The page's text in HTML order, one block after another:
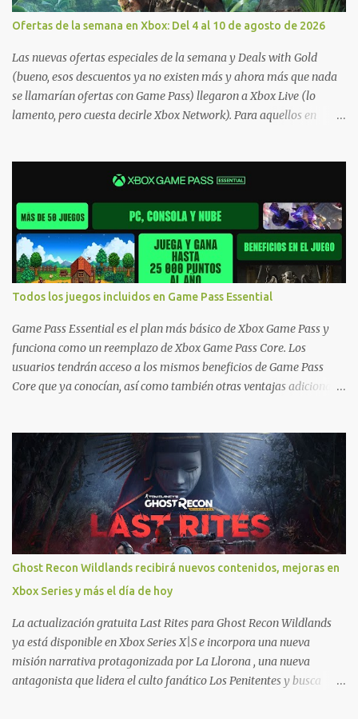
Ofertas de la semana en Xbox: Del 4 al 10 de agosto de 2026
Las nuevas ofertas especiales de la semana y Deals with Gold
(bueno, esos descuentos ya no existen más y ahora más que nada
se llamarían ofertas con Game Pass) llegaron a Xbox Live (lo
lamento, pero cuesta decirle Xbox Network). Para aquellos en
jugarlos y mantener un progreso compartido en Windows PC y
Xbox, y tenemos un listado de juegos compatibles por acá . ¿Aún
necesitas una mano con las compras? Tenemos un tutorial extenso
o en vídeo para que se quiten todas las dudas generales de cómo
hacer compras en Xbox . Podes consultar un listado más completo
de promociones desde xbox.com. El post puede tener
actualizaciones regulares o cambios ante cualquier error. Ofertas
- Argentina Ofertas - Chile Ofertas - Colombia Ofertas - México
Ofertas - Estados Unidos Ofertas - España Todas las ofertas de
Xbox One también aplican a Xbox Series, a excepción de los jue...
Todos los juegos incluidos en Game Pass Essential
Game Pass Essential es el plan más básico de Xbox Game Pass y
funciona como un reemplazo de Xbox Game Pass Core. Los
usuarios tendrán acceso a los mismos beneficios de Game Pass
Core que ya conocían, así como también otras ventajas adicionales
que están en Xbox y PC, que van desde skins, desbloqueo de
personajes, paquetes de armas hasta emotes, monedas virtuales y
más para diferentes títulos. Todas estas ventajas se pueden
reclamar desde la sección de Game Pass o en tu aplicación de Xbox
yendo directamente a la pestaña de Game Pass. Essential también
ahora sumará el acceso a la Nube de Xbox, el cual nos permitite
jugar una pequeña porción de los juegos de la suscripción
mediante xCloud y más de 600 juegos compatibles si es que los
compramos previamente (con más títulos en camino a ser
compatibles con la función Transmite tu Propios Juegos). Pueden
leer más...
Ghost Recon Wildlands recibirá nuevos contenidos, mejoras en
Xbox Series y más el día de hoy
La actualización gratuita Last Rites para Ghost Recon Wildlands
ya está disponible en Xbox Series X|S e incorpora una nueva
misión narrativa protagonizada por La Llorona , una nueva
antagonista que lidera el culto fanático Los Penitentes y busca